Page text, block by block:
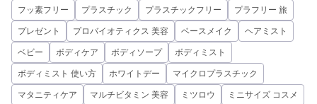
フッ素フリー プラスチック プラスチックフリー プラフリー 旅
プレゼント プロバイオティクス 美容 ベースメイク ヘアミスト
ベビー ボディケア ボディソープ ボディミスト
ボディミスト 使い方 ホワイトデー マイクロプラスチック
マタニティケア マルチビタミン 美容 ミツロウ ミニサイズ コスメ